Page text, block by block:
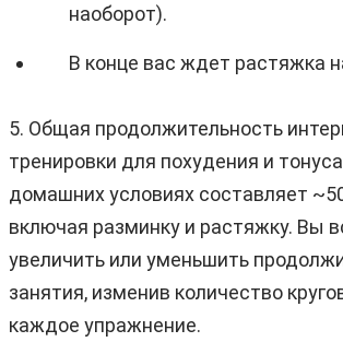
наоборот).
В конце вас ждет растяжка
5. Общая продолжительность
тренировки для похудения и
домашних условиях составляет
включая разминку и растяжку. Вы
увеличить или уменьшить
занятия, изменив количество
каждое упражнение.